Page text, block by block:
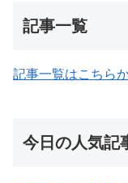
記事一覧
記事一覧はこちら
今日の人気記